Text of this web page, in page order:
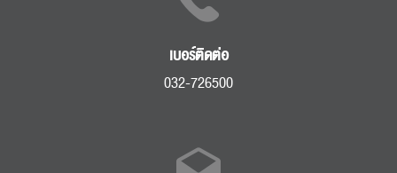
เบอร์ติดต่อ
032-726500